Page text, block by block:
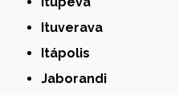
Ituverava
Itápolis
Jaborandi